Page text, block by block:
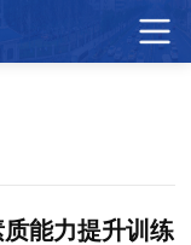
能力提升训练